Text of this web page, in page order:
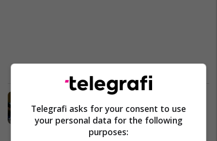
Përplasje e ashpër në 'Ferma VIP 2':
Big Mama fyen rëndë Albën dhe e
pështyn në fytyrë
08/05/2025
Telegrafi asks for your consent to use
your personal data for the following
purposes: